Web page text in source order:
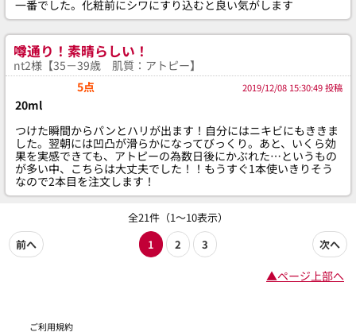
一番でした。化粧前にシワにすり込むと良い気がします
噂通り！素晴らしい！
nt2様【35－39歳 肌質：アトピー】
5点
2019/12/08 15:30:49 投稿
20ml
つけた瞬間からパンとハリが出ます！自分にはニキビにもききま
した。翌朝には凹凸が滑らかになってびっくり。あと、いくら効
果を実感できても、アトピーの為数日後にかぶれた…というもの
が多い中、こちらは大丈夫でした！！もうすぐ1本使いきりそう
なので2本目を注文します！
全21件（1～10表示）
前へ
1 2 3 次へ
▲ページ上部へ
ご利用規約